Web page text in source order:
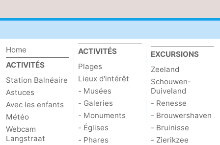
bos
Vlissingen
-
Middelburg
Zeeuws-
Vlaanderen
-
Nieuwvliet
-
Sluis
-
Cadzand
-
Home
ACTIVITÉS
Station Balnéaire
Astuces
Avec les enfants
Météo
Webcam
Langstraat
ACTIVITÉS
Plages
Lieux d'intérêt
- Musées
- Galeries
- Monuments
- Églises
- Phares
EXCURSIONS
Zeeland
Schouwen-
Duiveland
- Renesse
- Brouwershaven
- Bruinisse
- Zierikzee